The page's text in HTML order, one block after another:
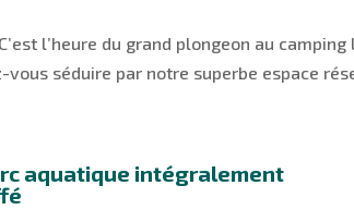
l’heure du grand plongeon au camping
vous séduire par notre superbe espace
aquatique intégralement